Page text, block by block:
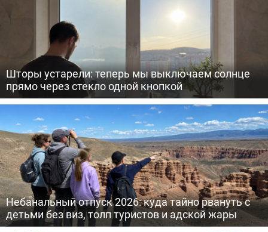
Шторы устарели: теперь мы выключаем солнце
прямо через стекло одной кнопкой
Небанальный отпуск 2026: куда тайно рвануть с
детьми без виз, толп туристов и адской жары